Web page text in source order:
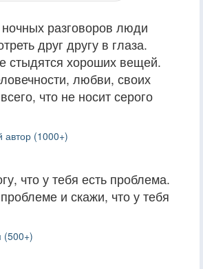
разговоров люди
друг другу в глаза.
стыдятся хороших вещей.
любви, своих
что не носит серого
автор (1000+)
что у тебя есть проблема.
и скажи, что у тебя